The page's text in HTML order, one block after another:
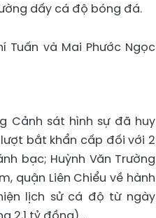
dấy cá độ bóng đá.
Tuấn và Mai Phước Ngọc
Cảnh sát hình sự đã huy
bắt khẩn cấp đối với 2
bạc; Huỳnh Văn Trường
quận Liên Chiểu về hành
lịch sử cá độ từ ngày